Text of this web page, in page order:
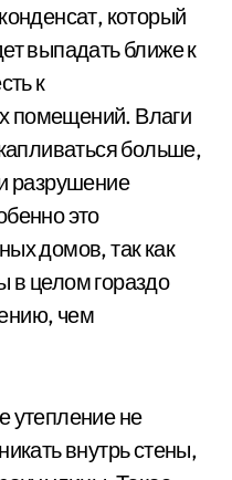
который
выпадать ближе к
к
помещений. Влаги
больше,
разрушение
это
домов, так как
в целом гораздо
чем
утепление не
внутрь стены,